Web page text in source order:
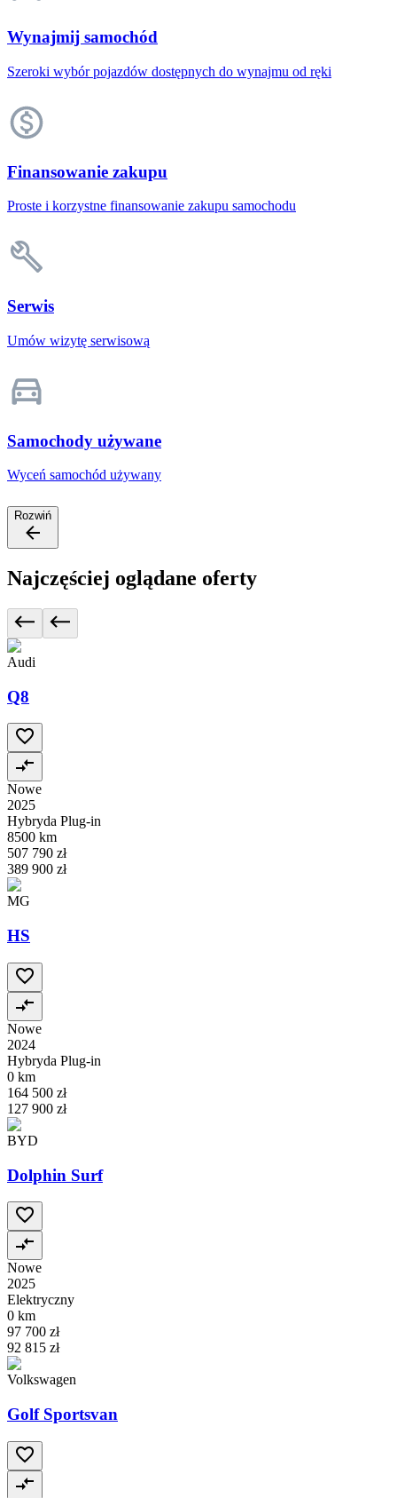
Wynajmij samochód
Szeroki wybór pojazdów dostępnych do wynajmu od ręki
Finansowanie zakupu
Proste i korzystne finansowanie zakupu samochodu
Serwis
Umów wizytę serwisową
Samochody używane
Wyceń samochód używany
Rozwiń
Najczęściej oglądane oferty
Audi
Q8
Nowe
2025
Hybryda Plug-in
8500 km
507 790 zł
389 900 zł
MG
HS
Nowe
2024
Hybryda Plug-in
0 km
164 500 zł
127 900 zł
BYD
Dolphin Surf
Nowe
2025
Elektryczny
0 km
97 700 zł
92 815 zł
Volkswagen
Golf Sportsvan